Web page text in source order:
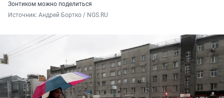
Зонтиком можно поделиться
Источник: Андрей Бортко / NGS.RU